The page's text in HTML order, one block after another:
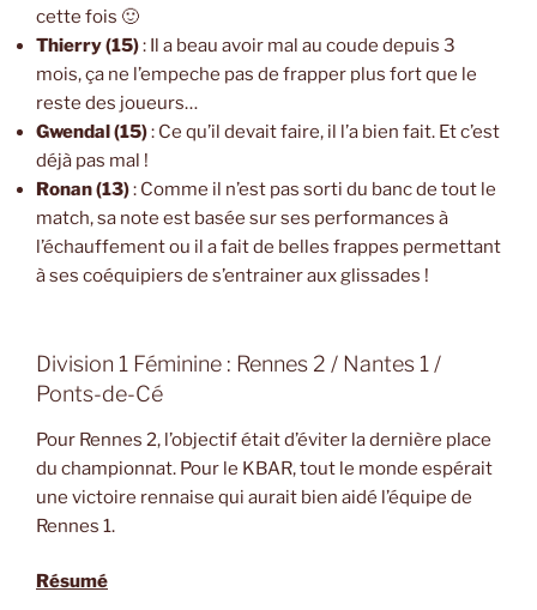
cette fois 🙂
Thierry (15): Il a beau avoir mal au coude depuis 3
mois, ça ne l’empeche pas de frapper plus fort que le
reste des joueurs…
Gwendal (15): Ce qu’il devait faire, il l’a bien fait. Et c’est
déjà pas mal !
Ronan (13): Comme il n’est pas sorti du banc de tout le
match, sa note est basée sur ses performances à
l’échauffement ou il a fait de belles frappes permettant
à ses coéquipiers de s’entrainer aux glissades !
Division 1 Féminine : Rennes 2 / Nantes 1 /
Ponts-de-Cé
Pour Rennes 2, l’objectif était d’éviter la dernière place
du championnat. Pour le KBAR, tout le monde espérait
une victoire rennaise qui aurait bien aidé l’équipe de
Rennes 1.
Résumé